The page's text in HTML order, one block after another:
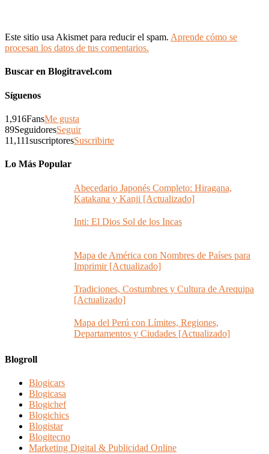
Este sitio usa Akismet para reducir el spam. Aprende cómo se
procesan los datos de tus comentarios.
Buscar en Blogitravel.com
Síguenos
1,916FansMe gusta
89SeguidoresSeguir
11,111suscriptoresSuscribirte
Lo Más Popular
Abecedario Japonés Completo: Hiragana,
Katakana y Kanji [Actualizado]
Inti: El Dios Sol de los Incas
Mapa de América con Nombres de Países para
Imprimir [Actualizado]
Tradiciones, Costumbres y Cultura de Arequipa
[Actualizado]
Mapa del Perú con Límites, Regiones,
Departamentos y Ciudades [Actualizado]
Blogroll
Blogicars
Blogicasa
Blogichef
Blogichics
Blogistar
Blogitecno
Marketing Digital & Publicidad Online